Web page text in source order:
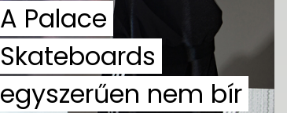
A Palace
Skateboards
egyszerűen nem bír